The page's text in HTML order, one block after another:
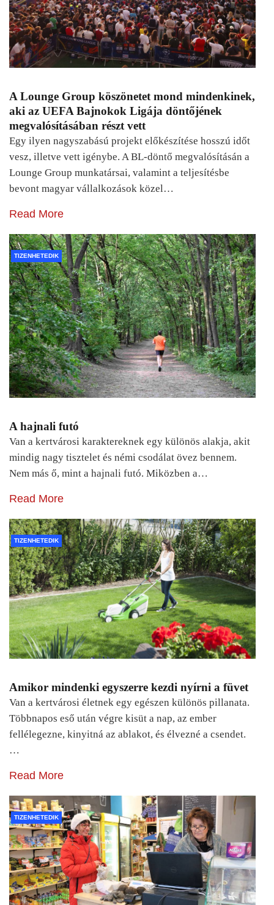
A Lounge Group köszönetet mond mindenkinek,
aki az UEFA Bajnokok Ligája döntőjének
megvalósításában részt vett
Egy ilyen nagyszabású projekt előkészítése hosszú időt
vesz, illetve vett igénybe. A BL-döntő megvalósításán a
Lounge Group munkatársai, valamint a teljesítésbe
bevont magyar vállalkozások közel…
Read More
TIZENHETEDIK
A hajnali futó
Van a kertvárosi karaktereknek egy különös alakja, akit
mindig nagy tisztelet és némi csodálat övez bennem.
Nem más ő, mint a hajnali futó. Miközben a…
Read More
TIZENHETEDIK
Amikor mindenki egyszerre kezdi nyírni a füvet
Van a kertvárosi életnek egy egészen különös pillanata.
Többnapos eső után végre kisüt a nap, az ember
fellélegezne, kinyitná az ablakot, és élvezné a csendet.
…
Read More
TIZENHETEDIK